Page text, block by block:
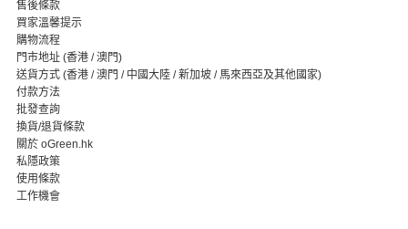
售後條款
買家溫馨提示
購物流程
門市地址 (香港 / 澳門)
送貨方式 (香港 / 澳門 / 中國大陸 / 新加坡 / 馬來西亞及其他國家)
付款方法
批發查詢
換貨/退貨條款
關於 oGreen.hk
私隱政策
使用條款
工作機會